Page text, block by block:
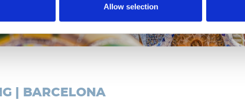
Allow selection
| BARCELONA